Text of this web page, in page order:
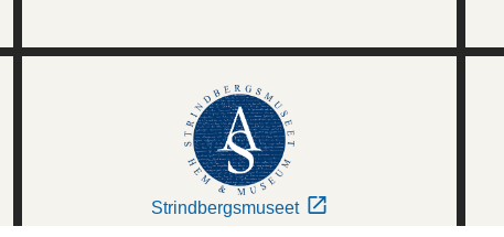
Strindbergsmuseet